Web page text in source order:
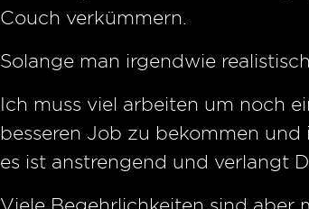
Couch verkümmern.
Solange man irgendwie
Ich muss viel arbeiten um noch
besseren Job zu bekommen
es ist anstrengend und verlangt